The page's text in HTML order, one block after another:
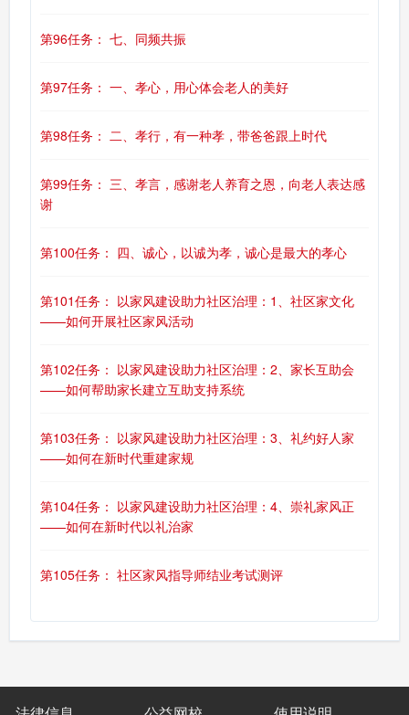
第96任务： 七、同频共振
第97任务： 一、孝心，用心体会老人的美好
第98任务： 二、孝行，有一种孝，带爸爸跟上时代
第99任务： 三、孝言，感谢老人养育之恩，向老人表达感
谢
第100任务： 四、诚心，以诚为孝，诚心是最大的孝心
第101任务： 以家风建设助力社区治理：1、社区家文化
——如何开展社区家风活动
第102任务： 以家风建设助力社区治理：2、家长互助会
——如何帮助家长建立互助支持系统
第103任务： 以家风建设助力社区治理：3、礼约好人家
——如何在新时代重建家规
第104任务： 以家风建设助力社区治理：4、崇礼家风正
——如何在新时代以礼治家
第105任务： 社区家风指导师结业考试测评